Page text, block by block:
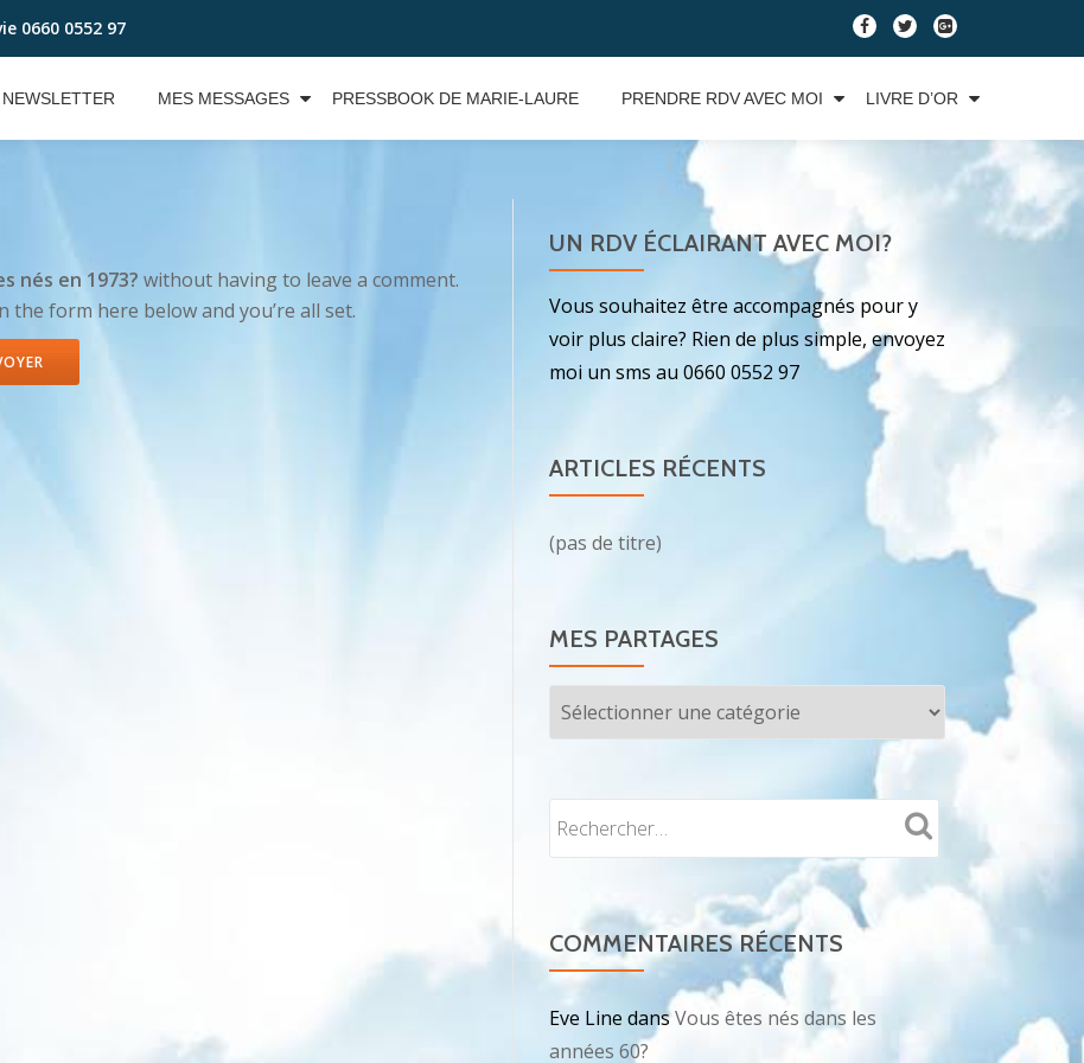
0660 0552 97
fa-
facebook
fa-
twitter
fa-
google-
plus-
NEWSLETTER MES MESSAGES PRESSBOOK DE MARIE-LAURE PRENDRE RDV AVEC MOI LIVRE D’OR
nés en 1973? without having to leave a comment.
the form here below and you’re all set.
UN RDV ÉCLAIRANT AVEC MOI?
Vous souhaitez être accompagnés pour y
voir plus claire? Rien de plus simple, envoyez
moi un sms au 0660 0552 97
ARTICLES RÉCENTS
(pas de titre)
MES PARTAGES
Mes
partages
COMMENTAIRES RÉCENTS
Eve Line dansVous êtes nés dans les
années 60?